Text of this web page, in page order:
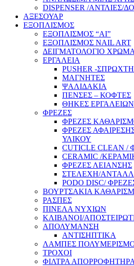
DISPENSER /ΑΝΤΛΙΕΣ/
ΑΞΕΣΟΥΑΡ
ΕΞΟΠΛΙΣΜΟΣ
ΕΞΟΠΛΙΣΜΟΣ “AI”
ΕΞΟΠΛΙΣΜΟΣ NAIL ART
ΔΕΙΓΜΑΤΟΛΟΓΙΟ
ΕΡΓΑΛΕΙΑ
PUSHER -
ΜΑΓΝΗΤΕΣ
ΨΑΛΙΔΑΚΙΑ
ΠΕΝΣΕΣ – ΚΟΦΤΕΣ
ΘΗΚΕΣ ΕΡΓΑΛΕΙΩΝ
ΦΡΕΖΕΣ
ΦΡΕΖΕΣ
ΦΡΕΖΕΣ
ΥΛΙΚΟΥ
CUTICLE CLEAN
CERAMIC /
ΦΡΕΖΕΣ ΛΕΙΑΝΣΗΣ
ΣΤΕΛΕΧΗ/
PODO DISC/
ΒΟΥΡΤΣΑΚΙΑ
ΡΑΣΠΕΣ
ΠΙΝΕΛΑ ΝΥΧΙΩΝ
ΚΛΙΒΑΝΟΙ/
ΑΠΟΛΥΜΑΝΣΗ
ΑΝΤΙΣΗΠΤΙΚΑ
ΛΑΜΠΕΣ
ΤΡΟΧΟΙ
ΦΙΛΤΡΑ ΑΠΟΡΡΟΦΗΤΗΡΑ